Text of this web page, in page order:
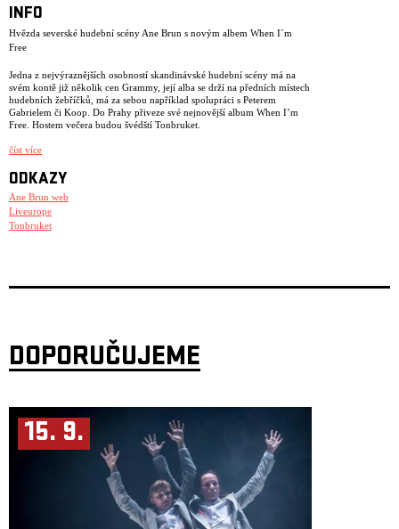
INFO
Hvězda severské hudební scény Ane Brun s novým albem When I´m
Free
Jedna z nejvýraznějších osobností skandinávské hudební scény má na
svém kontě již několik cen Grammy, její alba se drží na předních místech
hudebních žebříčků, má za sebou například spolupráci s Peterem
Gabrielem či Koop. Do Prahy přiveze své nejnovější album When I’m
Free. Hostem večera budou švédští Tonbruket.
19:20 – 19:50 Tonbruket 20:00 – 22:00 Ane Brun
výrazných interpretů. Ane Brun je ale jen jedna. Zpěvačka původem
z Norska, žijící roky ve Švédsku, patří od začátku tisíciletí mezi největší
hvězdy místního popu. Za výtečné desky sbírá platinová ocenění, Brun
se ale nikdy nepotřebovala nikomu podbízet a úspěch jí dal možnost
umělecké svobody. 2. dubna to přijede připomenout do Paláce Akropolis
vévodí vedle jejího hlasu i akustická kytara. S o dva roky mladší
Changing of the Seasons, stylově rozmáchlejší sbírkou písní
o rozchodech.
atmosférou, samozřejmě ale nechybí ani epické refrény, v nichž může
Ane Brun naplno rozeznít svůj báječný hlas. Ten vládne třeba i klubové
hymně Can't Stop Playing (Makes Me High), díky níž se vloni podívala
do Top 5 britského žebříčku. Brun ale není jen skvělá zpěvačka, ale
aktivně podporuje boj proti globálnímu oteplování a vlastní
vydavatelství Balloon Ranger Recordings.
Ane Brun sebou do Prahy na večírek Femme Fatale veze šestičlennou
kapelu, v níž figuruje i bubeník Andreas Werliin známý z dua Wildbirds
číst více
ODKAZY
Ane Brun web
Liveurope
Tonbruket
DOPORUČUJEME
15. 9.